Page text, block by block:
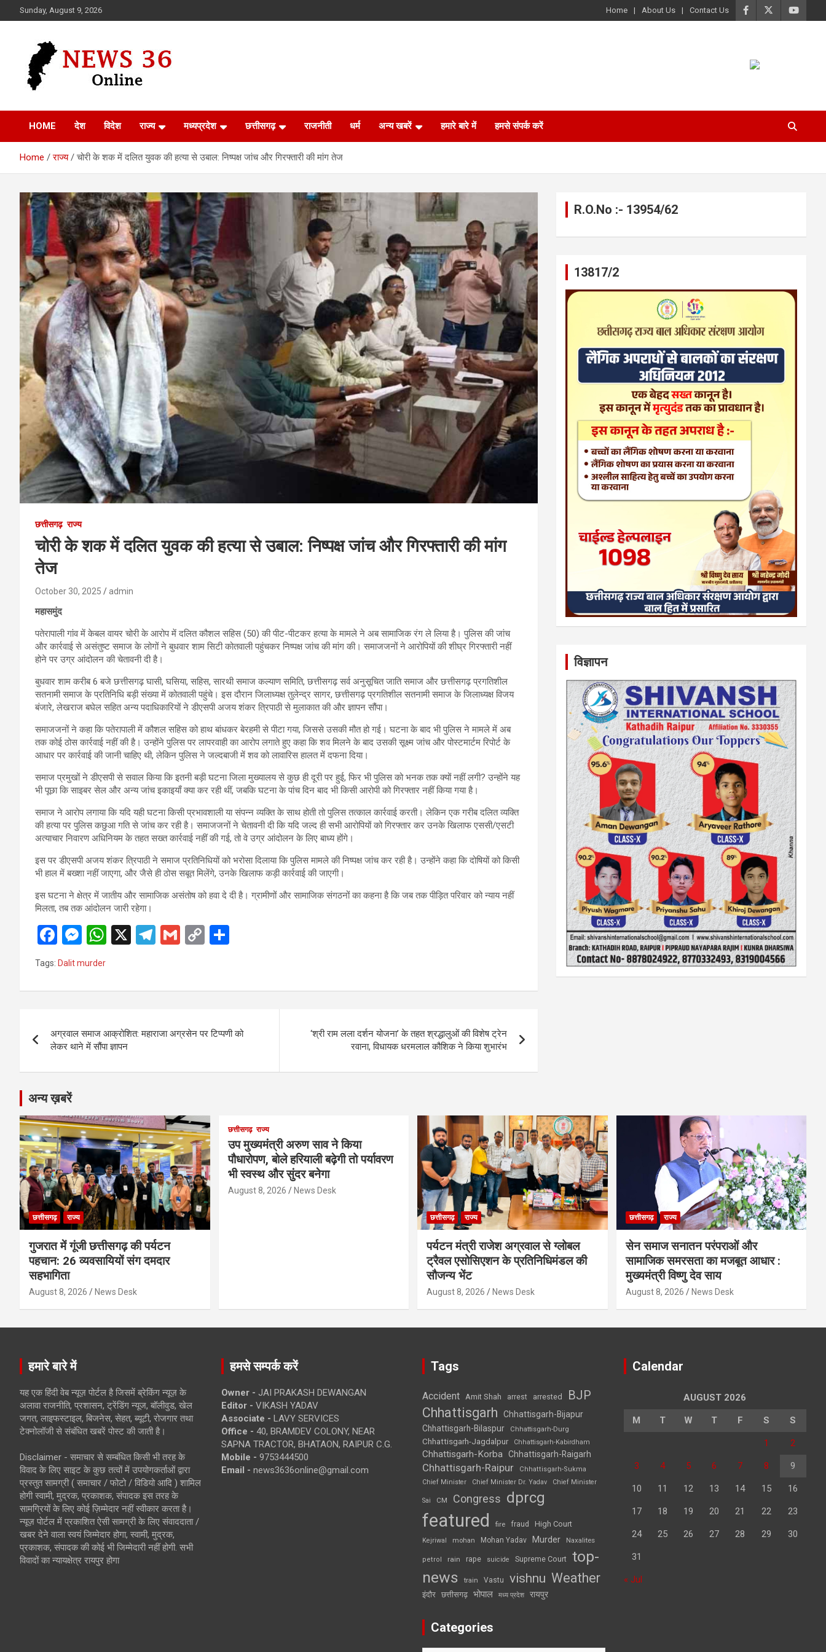
to
Sunday, August 9, 2026 Home About Us Contact Us
News 36
HOME देश विदेश राज्य मध्यप्रदेश छत्तीसगढ़ राजनीती धर्म अन्य खबरें हमारे बारे में हमसे संपर्क करें
Home राज्य चोरी के शक में दलित युवक की हत्या से उबाल: निष्पक्ष जांच और गिरफ्तारी की मांग तेज
छत्तीसगढ़ राज्य
चोरी के शक में दलित युवक की हत्या से उबाल: निष्पक्ष जांच और गिरफ्तारी की मांग
तेज
October 30, 2025 admin
महासमुंद
पतेरापाली गांव में केबल वायर चोरी के आरोप में दलित कौशल सहिस (50) की पीट-पीटकर हत्या के मामले ने अब सामाजिक रंग ले लिया है। पुलिस की जांच
और कार्रवाई से असंतुष्ट समाज के लोगों ने बुधवार शाम सिटी कोतवाली पहुंचकर निष्पक्ष जांच की मांग की। समाजजनों ने आरोपियों की शीघ्र गिरफ्तारी नहीं
होने पर उग्र आंदोलन की चेतावनी दी है।
बुधवार शाम करीब 6 बजे छत्तीसगढ़ घासी, घसिया, सहिस, सारथी समाज कल्याण समिति, छत्तीसगढ़ सर्व अनुसूचित जाति समाज और छत्तीसगढ़ प्रगतिशील
सतनामी समाज के प्रतिनिधि बड़ी संख्या में कोतवाली पहुंचे। इस दौरान जिलाध्यक्ष तुलेन्द्र सागर, छत्तीसगढ़ प्रगतिशील सतनामी समाज के जिलाध्यक्ष विजय
बंजारे, लेखराज बघेल सहित अन्य पदाधिकारियों ने डीएसपी अजय शंकर त्रिपाठी से मुलाकात की और ज्ञापन सौंपा।
समाजजनों ने कहा कि पतेरापाली में कौशल सहिस को हाथ बांधकर बेरहमी से पीटा गया, जिससे उसकी मौत हो गई। घटना के बाद भी पुलिस ने मामले में अब
तक कोई ठोस कार्रवाई नहीं की है। उन्होंने पुलिस पर लापरवाही का आरोप लगाते हुए कहा कि शव मिलने के बाद उसकी सूक्ष्म जांच और पोस्टमार्टम रिपोर्ट के
आधार पर कार्रवाई की जानी चाहिए थी, लेकिन पुलिस ने जल्दबाजी में शव को लावारिस हालत में दफना दिया।
समाज प्रमुखों ने डीएसपी से सवाल किया कि इतनी बड़ी घटना जिला मुख्यालय से कुछ ही दूरी पर हुई, फिर भी पुलिस को भनक तक क्यों नहीं लगी? उन्होंने यह
भी पूछा कि साइबर सेल और अन्य जांच इकाइयाँ क्या कर रही थीं, जबकि घटना के पांच दिन बाद भी किसी आरोपी को गिरफ्तार नहीं किया गया है।
समाज ने आरोप लगाया कि यदि यही घटना किसी प्रभावशाली या संपन्न व्यक्ति के साथ होती तो पुलिस तत्काल कार्रवाई करती। लेकिन एक गरीब दलित व्यक्ति
की हत्या पर पुलिस कछुआ गति से जांच कर रही है। समाजजनों ने चेतावनी दी कि यदि जल्द ही सभी आरोपियों को गिरफ्तार कर उनके खिलाफ एससी/एसटी
अत्याचार निवारण अधिनियम के तहत सख्त कार्रवाई नहीं की गई, तो वे उग्र आंदोलन के लिए बाध्य होंगे।
इस पर डीएसपी अजय शंकर त्रिपाठी ने समाज प्रतिनिधियों को भरोसा दिलाया कि पुलिस मामले की निष्पक्ष जांच कर रही है। उन्होंने कहा कि दोषियों को किसी
भी हाल में बख्शा नहीं जाएगा, और जैसे ही ठोस सबूत मिलेंगे, उनके खिलाफ कड़ी कार्रवाई की जाएगी।
इस घटना ने क्षेत्र में जातीय और सामाजिक असंतोष को हवा दे दी है। ग्रामीणों और सामाजिक संगठनों का कहना है कि जब तक पीड़ित परिवार को न्याय नहीं
मिलता, तब तक आंदोलन जारी रहेगा।
F
a
ce
b
o
k
M
es
se
n
er
W
s
p
p
X
T
gr
m
G
C
Li
k
e
Tags: Dalit murder
navigation
अग्रवाल समाज आक्रोशित: महाराजा अग्रसेन पर टिप्पणी को
लेकर थाने में सौंपा ज्ञापन
‘श्री राम लला दर्शन योजना’ के तहत श्रद्धालुओं की विशेष ट्रेन
रवाना, विधायक धरमलाल कौशिक ने किया शुभारंभ
R.O.No :- 13954/62
13817/2
विज्ञापन
अन्य ख़बरें
छत्तीसगढ़ राज्य
गुजरात में गूंजी छत्तीसगढ़ की पर्यटन
पहचान: 26 व्यवसायियों संग दमदार
सहभागिता
August 8, 2026 News Desk
छत्तीसगढ़ राज्य
उप मुख्यमंत्री अरुण साव ने किया
पौधारोपण, बोले हरियाली बढ़ेगी तो पर्यावरण
भी स्वस्थ और सुंदर बनेगा
August 8, 2026 News Desk
छत्तीसगढ़ राज्य
पर्यटन मंत्री राजेश अग्रवाल से ग्लोबल
ट्रैवल एसोसिएशन के प्रतिनिधिमंडल की
सौजन्य भेंट
August 8, 2026 News Desk
छत्तीसगढ़ राज्य
सेन समाज सनातन परंपराओं और
सामाजिक समरसता का मजबूत आधार :
मुख्यमंत्री विष्णु देव साय
August 8, 2026 News Desk
हमारे बारे में
यह एक हिंदी वेब न्यूज़ पोर्टल है जिसमें ब्रेकिंग न्यूज़ के
अलावा राजनीति, प्रशासन, ट्रेंडिंग न्यूज, बॉलीवुड, खेल
जगत, लाइफस्टाइल, बिजनेस, सेहत, ब्यूटी, रोजगार तथा
टेक्नोलॉजी से संबंधित खबरें पोस्ट की जाती है।
Disclaimer - समाचार से सम्बंधित किसी भी तरह के
विवाद के लिए साइट के कुछ तत्वों में उपयोगकर्ताओं द्वारा
प्रस्तुत सामग्री ( समाचार / फोटो / विडियो आदि ) शामिल
होगी स्वामी, मुद्रक, प्रकाशक, संपादक इस तरह के
सामग्रियों के लिए कोई ज़िम्मेदार नहीं स्वीकार करता है।
न्यूज़ पोर्टल में प्रकाशित ऐसी सामग्री के लिए संवाददाता /
खबर देने वाला स्वयं जिम्मेदार होगा, स्वामी, मुद्रक,
प्रकाशक, संपादक की कोई भी जिम्मेदारी नहीं होगी. सभी
विवादों का न्यायक्षेत्र रायपुर होगा
हमसे सम्पर्क करें
Owner - JAI PRAKASH DEWANGAN
Editor - VIKASH YADAV
Associate - LAVY SERVICES
Office - 40, BRAMDEV COLONY, NEAR
SAPNA TRACTOR, BHATAON, RAIPUR C.G.
Mobile - 9753444500
Email - news3636online@gmail.com
Tags
Accident Amit Shah arrest arrested BJP
Chhattisgarh
Chhattisgarh-Bijapur
Chhattisgarh-Bilaspur
Chhattisgarh-Durg
Chhattisgarh-Jagdalpur Chhattisgarh-Kabirdham
Chhattisgarh-Korba Chhattisgarh-Raigarh
Chhattisgarh-Raipur
Chhattisgarh-Sukma
Chief Minister
Chief Minister Dr. Yadav Chief Minister
Sai CM Congress dprcg
featured fire fraud High Court
Kejriwal mohan Mohan Yadav Murder Naxalites
petrol rain rape suicide Supreme Court top-
news
train Vastu vishnu Weather
इंदौर छत्तीसगढ़ भोपाल मध्य प्रदेश रायपुर
Categories
Calendar
AUGUST 2026
M T W T F S S
1 2
3 4 5 6 7 8 9
10 11 12 13 14 15 16
17 18 19 20 21 22 23
24 25 26 27 28 29 30
31
« Jul